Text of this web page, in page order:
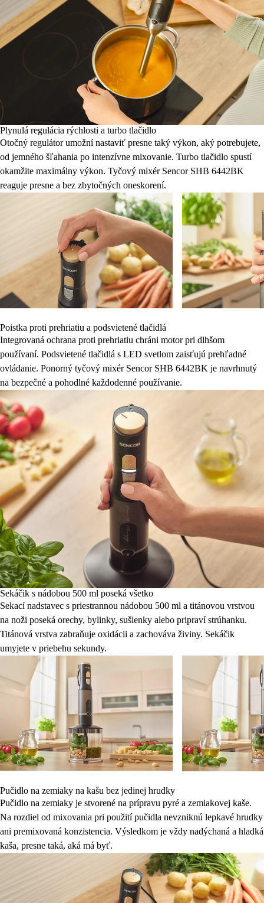
Plynulá regulácia rýchlosti a turbo tlačidlo
Otočný regulátor umožní nastaviť presne taký výkon, aký potrebujete,
od jemného šľahania po intenzívne mixovanie. Turbo tlačidlo spustí
okamžite maximálny výkon. Tyčový mixér Sencor SHB 6442BK
reaguje presne a bez zbytočných oneskorení.
Poistka proti prehriatiu a podsvietené tlačidlá
Integrovaná ochrana proti prehriatiu chráni motor pri dlhšom
používaní. Podsvietené tlačidlá s LED svetlom zaisťujú prehľadné
ovládanie. Ponorný tyčový mixér Sencor SHB 6442BK je navrhnutý
na bezpečné a pohodlné každodenné používanie.
Sekáčik s nádobou 500 ml poseká všetko
Sekací nadstavec s priestrannou nádobou 500 ml a titánovou vrstvou
na noži poseká orechy, bylinky, sušienky alebo pripraví strúhanku.
Titánová vrstva zabraňuje oxidácii a zachováva živiny. Sekáčik
umyjete v priebehu sekundy.
Pučidlo na zemiaky na kašu bez jedinej hrudky
Pučidlo na zemiaky je stvorené na prípravu pyré a zemiakovej kaše.
Na rozdiel od mixovania pri použití pučidla nevzniknú lepkavé hrudky
ani premixovaná konzistencia. Výsledkom je vždy nadýchaná a hladká
kaša, presne taká, aká má byť.